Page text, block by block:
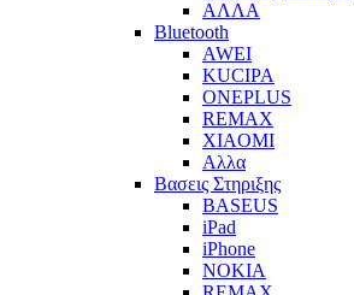
ΑΛΛΑ
Bluetooth
AWEI
KUCIPA
ONEPLUS
REMAX
XIAOMI
Αλλα
Βασεις Στηριξης
BASEUS
iPad
iPhone
NOKIA